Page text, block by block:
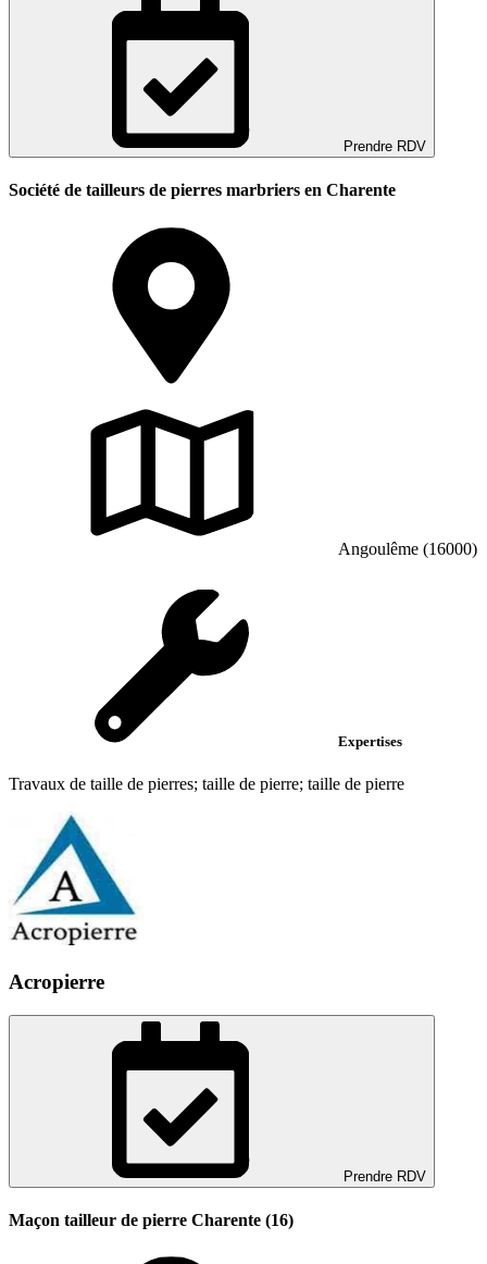
Prendre RDV
Société de tailleurs de pierres marbriers en Charente
Angoulême (16000)
Expertises
Travaux de taille de pierres; taille de pierre; taille de pierre
Acropierre
Prendre RDV
Maçon tailleur de pierre Charente (16)